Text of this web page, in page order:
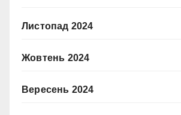
Листопад 2024
Жовтень 2024
Вересень 2024